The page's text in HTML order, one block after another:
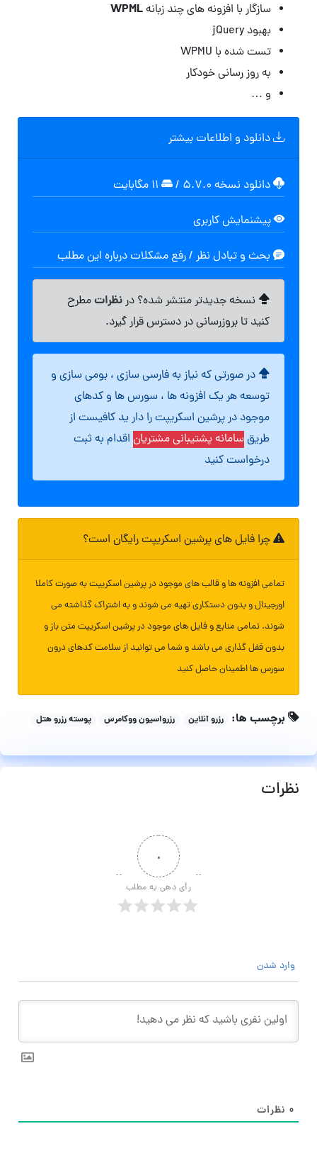
سازگار با افزونه های چند زبانهWPML
بهبود jQuery
تست شده با WPMU
به روز رسانی خودکار
و …
دانلود و اطلاعات بیشتر
دانلود نسخه ۵.۷.۰ /
پیشنمایش کاربری
بحث و تبادل نظر / رفع مشکلات درباره این مطلب
نسخه جدیدتر منتشر شده؟ درنظراتمطرح
کنید تا بروزرسانی در دسترس قرار گیرد.
در صورتی که نیاز به فارسی سازی ، بومی سازی و
توسعه هر یک افزونه ها ، سورس ها و کدهای
موجود در پرشین اسکریپت را دار ید کافیست از
طریقسامانه پشتیبانی مشتریان اقدام به ثبت
درخواست کنید
چرا فایل های پرشین اسکریپت رایگان است؟
تمامی افزونه ها و قالب های موجود در پرشین اسکریپت به صورت کاملا
اورجینال و بدون دستکاری تهیه می شوند و به اشتراک گذاشته می
شوند. تمامی منابع و فایل های موجود در پرشین اسکریپت متن باز و
بدون قفل گذاری می باشد و شما می توانید از سلامت کدهای درون
سورس ها اطمینان حاصل کنید
برچسب ها: رزرو آنلاین رزرواسیون ووکامرس پوسته رزرو هتل
نظرات
۰
رأی دهی به مطلب
وارد شدن
۰ نظرات